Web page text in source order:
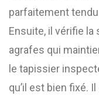
parfaitement
Ensuite, il vérifie
agrafes qui
le tapissier
qu’il est bien fixé.